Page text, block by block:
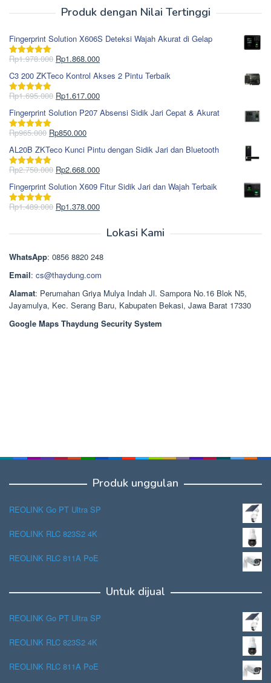
Produk dengan Nilai Tertinggi
Fingerprint Solution X606S Deteksi Wajah Akurat di Gelap
Dinilai5.00
Rp1.978.000 Harga
aslinya
adalah:
Rp1.978.000.
Rp1.868.000Harga
saat
ini
adalah:
C3 200 ZKTeco Kontrol Akses 2 Pintu Terbaik
Dinilai5.00
Rp1.695.000 Harga
aslinya
adalah:
Rp1.695.000.
Rp1.617.000Harga
saat
ini
Fingerprint Solution P207 Absensi Sidik Jari Cepat & Akurat
Dinilai5.00
Rp965.000 Harga
aslinya
adalah:
Rp965.000.
Rp850.000Harga
saat
ini
adalah:
AL20B ZKTeco Kunci Pintu dengan Sidik Jari dan Bluetooth
Dinilai5.00
Rp2.750.000 Harga
aslinya
adalah:
Rp2.750.000.
Rp2.668.000Harga
saat
ini
adalah:
Fingerprint Solution X609 Fitur Sidik Jari dan Wajah Terbaik
Dinilai5.00
Rp1.489.000 Harga
Rp1.378.000Harga
Rp1.378.000.
Lokasi Kami
WhatsApp: 0856 8820 248
Email: cs@thaydung.com
Alamat: Perumahan Griya Mulya Indah Jl. Sampora No.16 Blok N5,
Jayamulya, Kec. Serang Baru, Kabupaten Bekasi, Jawa Barat 17330
Google Maps Thaydung Security System
Produk unggulan
REOLINK Go PT Ultra SP
REOLINK RLC 823S2 4K
REOLINK RLC 811A PoE
Untuk dijual
REOLINK Go PT Ultra SP
REOLINK RLC 823S2 4K
REOLINK RLC 811A PoE